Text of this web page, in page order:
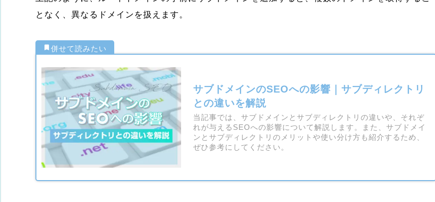
となく、異なるドメインを扱えます。
サブドメインのSEOへの影響｜サブディレクトリ
との違いを解説
当記事では、サブドメインとサブディレクトリの違いや、それぞ
れが与えるSEOへの影響について解説します。また、サブドメイ
ンとサブディレクトリのメリットや使い分け方も紹介するため、
ぜひ参考にしてください。